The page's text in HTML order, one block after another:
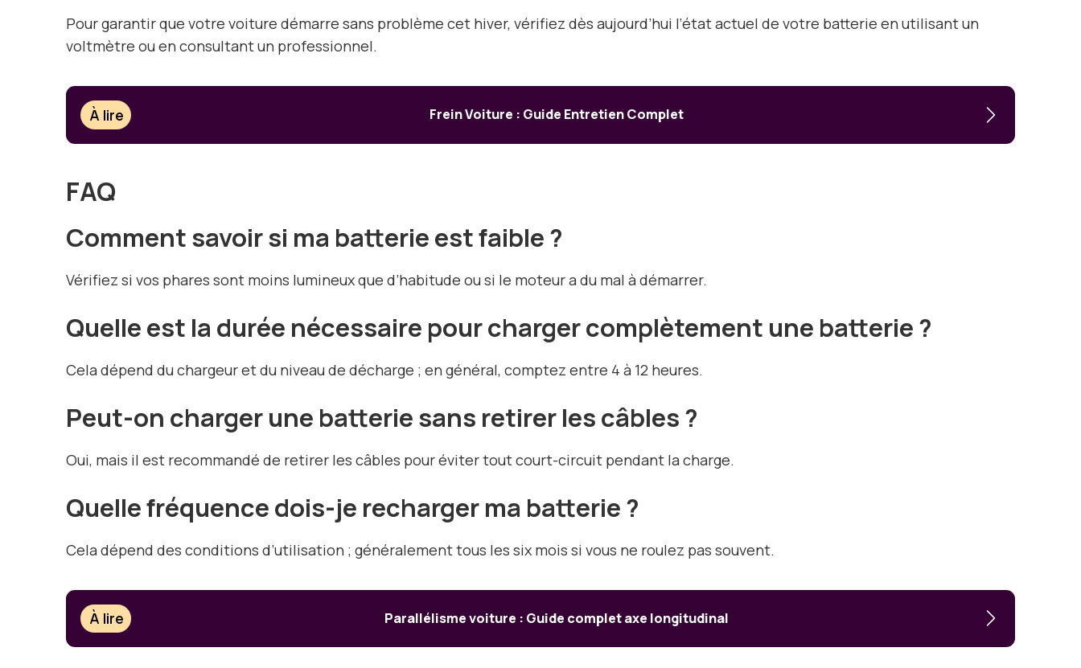
Pour garantir que votre voiture démarre sans problème cet hiver, vérifiez dès aujourd’hui l’état actuel de votre batterie en utilisant un
voltmètre ou en consultant un professionnel.
À lire Frein Voiture : Guide Entretien Complet
FAQ
Comment savoir si ma batterie est faible ?
Vérifiez si vos phares sont moins lumineux que d’habitude ou si le moteur a du mal à démarrer.
Quelle est la durée nécessaire pour charger complètement une batterie ?
Cela dépend du chargeur et du niveau de décharge ; en général, comptez entre 4 à 12 heures.
Peut-on charger une batterie sans retirer les câbles ?
Oui, mais il est recommandé de retirer les câbles pour éviter tout court-circuit pendant la charge.
Quelle fréquence dois-je recharger ma batterie ?
Cela dépend des conditions d’utilisation ; généralement tous les six mois si vous ne roulez pas souvent.
À lire Parallélisme voiture : Guide complet axe longitudinal